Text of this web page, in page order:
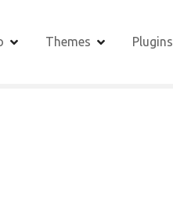
Themes Plugins